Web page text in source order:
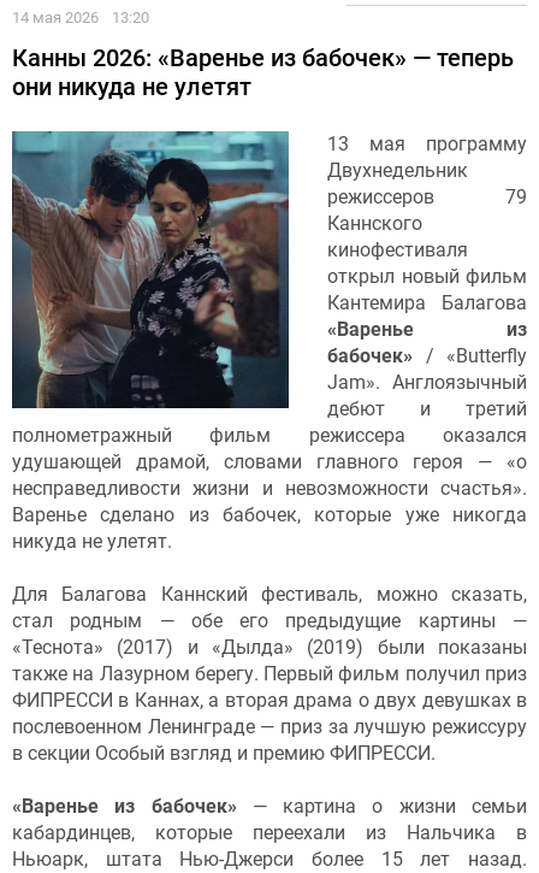
14 мая 2026 13:20
Канны 2026: «Варенье из бабочек» — теперь
они никуда не улетят
13 мая программу
Двухнедельник
режиссеров 79
Каннского
кинофестиваля
открыл новый фильм
Кантемира Балагова
«Варенье из
бабочек» / «Butterfly
Jam». Англоязычный
дебют и третий
полнометражный фильм режиссера оказался
удушающей драмой, словами главного героя — «о
несправедливости жизни и невозможности счастья».
Варенье сделано из бабочек, которые уже никогда
никуда не улетят.
Для Балагова Каннский фестиваль, можно сказать,
стал родным — обе его предыдущие картины —
«Теснота» (2017) и «Дылда» (2019) были показаны
также на Лазурном берегу. Первый фильм получил приз
ФИПРЕССИ в Каннах, а вторая драма о двух девушках в
послевоенном Ленинграде — приз за лучшую режиссуру
в секции Особый взгляд и премию ФИПРЕССИ.
«Варенье из бабочек» — картина о жизни семьи
кабардинцев, которые переехали из Нальчика в
Ньюарк, штата Нью-Джерси более 15 лет назад.